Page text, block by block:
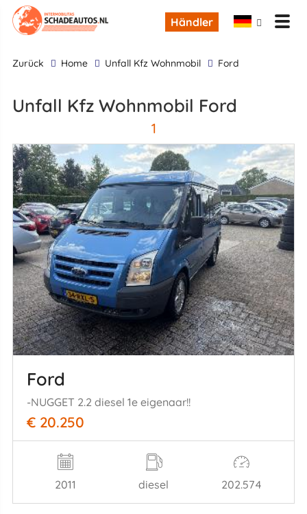
Händler
zurück Home Unfall Kfz Wohnmobil Ford
Unfall Kfz Wohnmobil Ford
1
Ford
-NUGGET 2.2 diesel 1e eigenaar!!
€ 20.250
2011 diesel 202.574